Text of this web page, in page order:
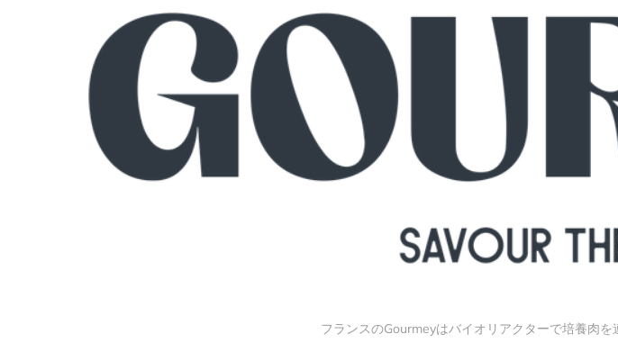
フランスのGourmeyはバイオリアクターで培養肉